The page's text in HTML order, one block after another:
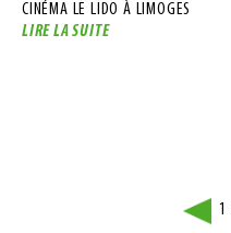
CINÉMA LE LIDO À LIMOGES
LIRE LA SUITE
1